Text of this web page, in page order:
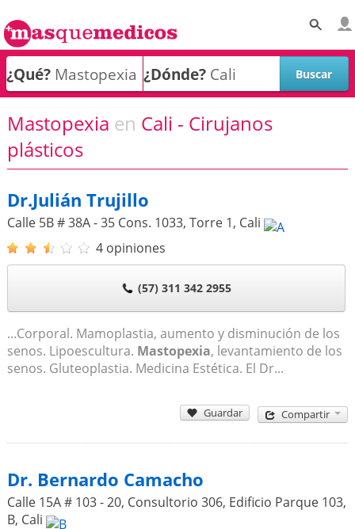
¿Qué? ¿Dónde?
Mastopexia en Cali - Cirujanos
plásticos
Dr.Julián Trujillo
Calle 5B # 38A - 35 Cons. 1033, Torre 1, Cali
4 opiniones
(57) 311 342 2955
...Corporal. Mamoplastia, aumento y disminución de los
senos. Lipoescultura. Mastopexia, levantamiento de los
senos. Gluteoplastia. Medicina Estética. El Dr...
Guardar Compartir
Dr. Bernardo Camacho
Calle 15A # 103 - 20, Consultorio 306, Edificio Parque 103,
B, Cali